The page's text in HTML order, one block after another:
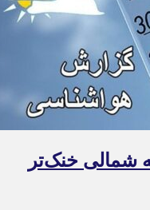
شمالی خنک‌تر